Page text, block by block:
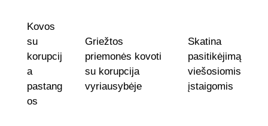
Kovos
su
korupcij
a
pastang
os
Griežtos
priemonės kovoti
su korupcija
vyriausybėje
Skatina
pasitikėjimą
viešosiomis
įstaigomis